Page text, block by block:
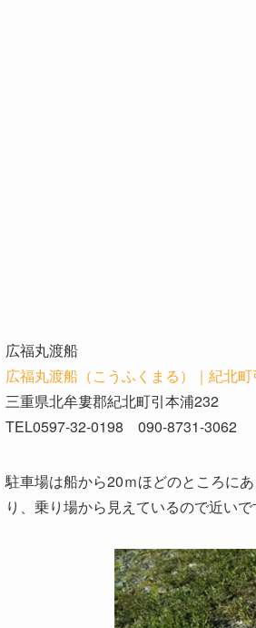
広福丸渡船
広福丸渡船（こうふくまる）｜紀北
三重県北牟婁郡紀北町引本浦232
TEL0597-32-0198 090-8731-3062
駐車場は船から20ｍほどのところに
り、乗り場から見えているので近い